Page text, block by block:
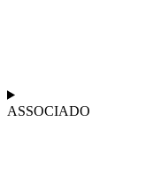
ASSOCIADO